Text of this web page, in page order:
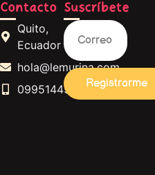
Contacto
Quito,
Ecuador
hola@lemurina.com
0995144562
Suscríbete
Registrarme